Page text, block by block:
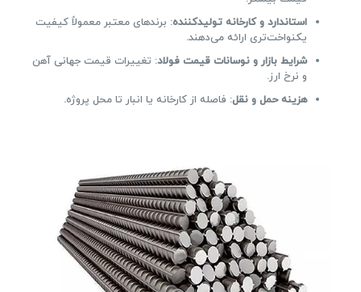
استاندارد و کارخانه تولیدکننده: برندهای معتبر معمولاً کیفیت
یکنواخت‌تری ارائه می‌دهند.
شرایط بازار و نوسانات قیمت فولاد: تغییرات قیمت جهانی آهن
و نرخ ارز.
هزینه حمل و نقل: فاصله از کارخانه یا انبار تا محل پروژه.